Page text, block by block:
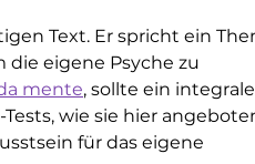
Text. Er spricht ein
die eigene Psyche zu
mente, sollte ein
wie sie hier
für das eigene